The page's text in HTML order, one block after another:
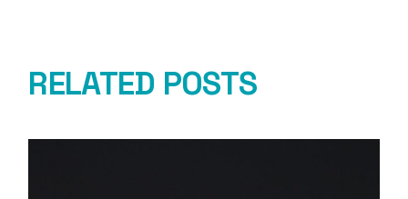
RELATED POSTS